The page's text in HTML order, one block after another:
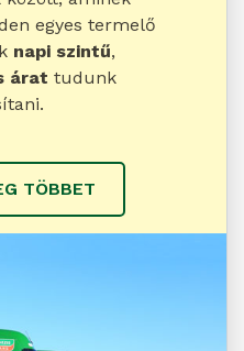
egyes termelő
napi szintű,
árat tudunk
TÖBBET